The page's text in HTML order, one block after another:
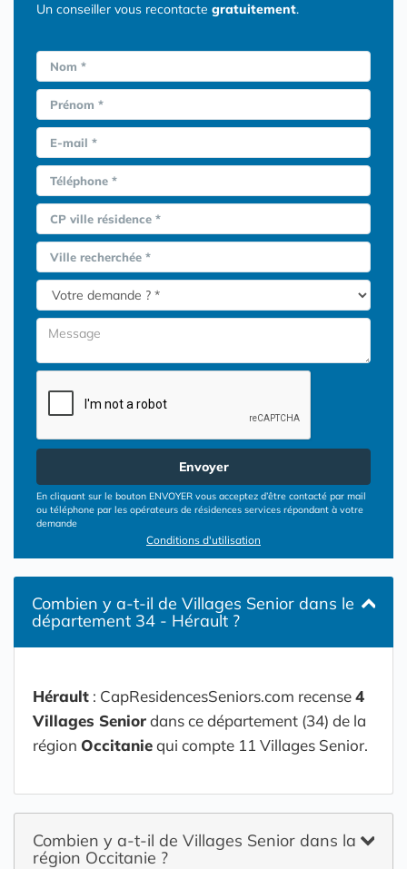
Un conseiller vous recontacte gratuitement.
Nom *
Prénom *
E-mail *
Téléphone *
CP ville résidence *
Ville recherchée *
Envoyer
En cliquant sur le bouton ENVOYER vous acceptez d’être contacté par mail
ou téléphone par les opérateurs de résidences services répondant à votre
demande
Conditions d'utilisation
Combien y a-t-il de Villages Senior dans le
département 34 - Hérault ?
Hérault : CapResidencesSeniors.com recense4
Villages Seniordans ce département (34) de la
région Occitaniequi compte 11 Villages Senior.
Combien y a-t-il de Villages Senior dans la
région Occitanie ?